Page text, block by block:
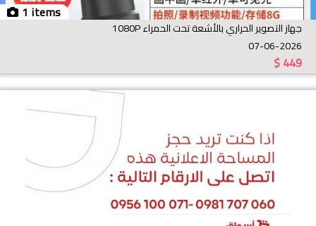
1 items
جهاز التصوير الحراري بالأشعة تحت الحمراء 1080P
07-06-2026
$449